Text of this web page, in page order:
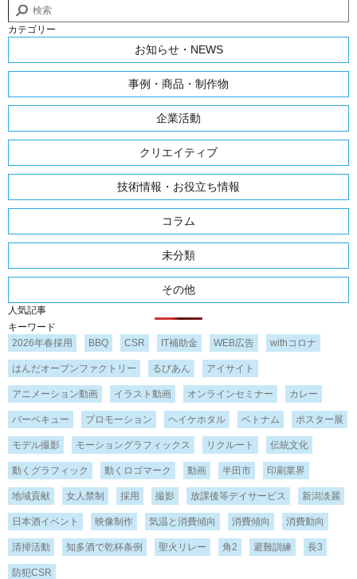
カテゴリー
お知らせ・NEWS
事例・商品・制作物
企業活動
クリエイティブ
技術情報・お役立ち情報
コラム
未分類
その他
人気記事
キーワード
2026年春採用
BBQ CSR IT補助金 WEB広告 withコロナ
はんだオープンファクトリー るびあん アイサイト
アニメーション動画 イラスト動画 オンラインセミナー カレー
バーベキュー プロモーション ヘイケホタル ベトナム ポスター展
モデル撮影 モーショングラフィックス リクルート 伝統文化
動くグラフィック 動くロゴマーク 動画 半田市 印刷業界
地域貢献 女人禁制 採用 撮影 放課後等デイサービス 新潟淡麗
日本酒イベント 映像制作 気温と消費傾向 消費傾向 消費動向
清掃活動 知多酒で乾杯条例 聖火リレー 角2 避難訓練 長3
防犯CSR